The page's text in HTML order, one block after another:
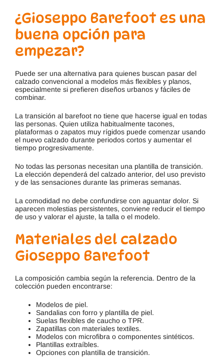
¿Gioseppo Barefoot es una
buena opción para
empezar?
Puede ser una alternativa para quienes buscan pasar del
calzado convencional a modelos más flexibles y planos,
especialmente si prefieren diseños urbanos y fáciles de
combinar.
La transición al barefoot no tiene que hacerse igual en todas
las personas. Quien utiliza habitualmente tacones,
plataformas o zapatos muy rígidos puede comenzar usando
el nuevo calzado durante periodos cortos y aumentar el
tiempo progresivamente.
No todas las personas necesitan una plantilla de transición.
La elección dependerá del calzado anterior, del uso previsto
y de las sensaciones durante las primeras semanas.
La comodidad no debe confundirse con aguantar dolor. Si
aparecen molestias persistentes, conviene reducir el tiempo
de uso y valorar el ajuste, la talla o el modelo.
Materiales del calzado
Gioseppo Barefoot
La composición cambia según la referencia. Dentro de la
colección pueden encontrarse:
Modelos de piel.
Sandalias con forro y plantilla de piel.
Suelas flexibles de caucho o TPR.
Zapatillas con materiales textiles.
Modelos con microfibra o componentes sintéticos.
Plantillas extraíbles.
Opciones con plantilla de transición.